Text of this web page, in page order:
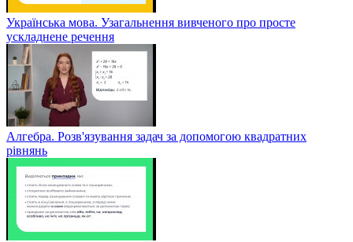
Українська мова. Узагальнення вивченого про просте
ускладнене речення
Алгебра. Розв'язування задач за допомогою квадратних
рівнянь